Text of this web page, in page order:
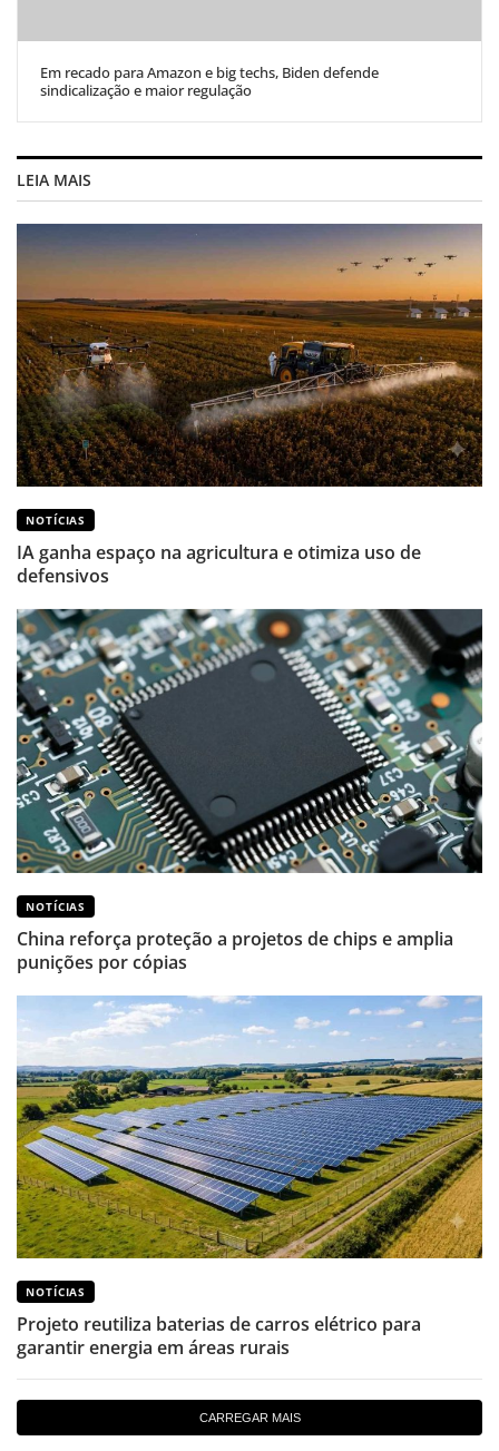
Em recado para Amazon e big techs, Biden defende
sindicalização e maior regulação
LEIA MAIS
NOTÍCIAS
IA ganha espaço na agricultura e otimiza uso de
defensivos
NOTÍCIAS
China reforça proteção a projetos de chips e amplia
punições por cópias
NOTÍCIAS
Projeto reutiliza baterias de carros elétrico para
garantir energia em áreas rurais
CARREGAR MAIS